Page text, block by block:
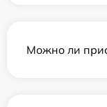
Можно ли